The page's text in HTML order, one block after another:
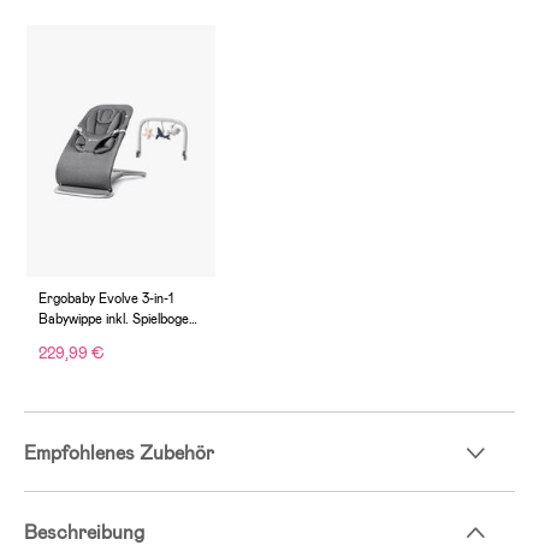
Ergobaby Evolve 3-in-1
Babywippe inkl. Spielbogen,
229,99 €
Empfohlenes Zubehör
Beschreibung